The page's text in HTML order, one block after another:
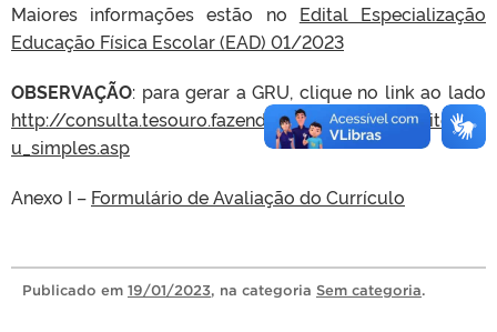
Maiores informações estão no Edital Especialização
Educação Física Escolar (EAD) 01/2023
OBSERVAÇÃO: para gerar a GRU, clique no link ao lado
http://consulta.tesouro.fazenda.gov.br/gru_novosite/gr
u_simples.asp
Anexo I – Formulário de Avaliação do Currículo
Publicado em 19/01/2023, na categoria Sem categoria.